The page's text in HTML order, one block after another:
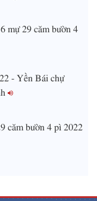
mự 29 căm bườn 4
- Yền Bái chự
căm bườn 4 pì 2022